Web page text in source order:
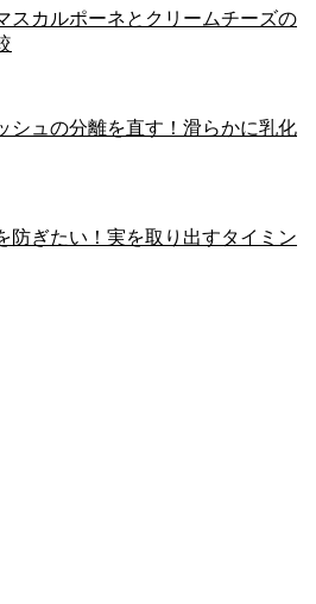
スカルポーネとクリームチーズの
シュの分離を直す！滑らかに乳化
防ぎたい！実を取り出すタイミン